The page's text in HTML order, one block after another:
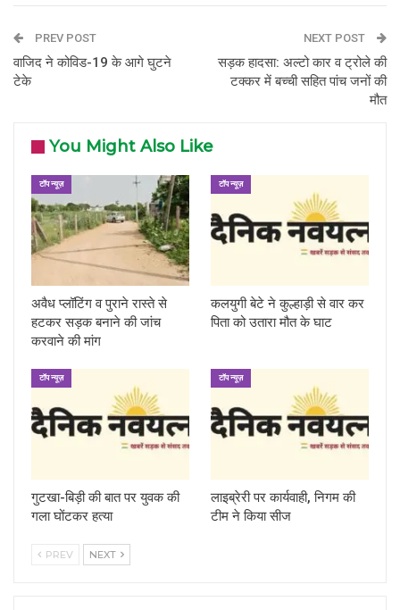
PREV POST
वाजिद ने कोविड-19 के आगे घुटने
टेके
NEXT POST
सड़क हादसा: अल्टो कार व ट्रोले की
टक्कर में बच्ची सहित पांच जनों की
मौत
You Might Also Like
टॉप न्यूज़
अवैध प्लॉटिंग व पुराने रास्ते से
हटकर सड़क बनाने की जांच
करवाने की मांग
टॉप न्यूज़
कलयुगी बेटे ने कुल्हाड़ी से वार कर
पिता को उतारा मौत के घाट
टॉप न्यूज़
गुटखा-बिड़ी की बात पर युवक की
गला घोंटकर हत्या
टॉप न्यूज़
लाइब्रेरी पर कार्यवाही, निगम की
टीम ने किया सीज
PREV NEXT